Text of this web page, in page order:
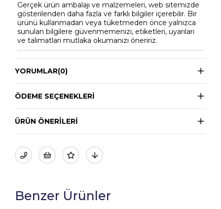
Gerçek ürün ambalajı ve malzemeleri, web sitemizde
gösterilenden daha fazla ve farklı bilgiler içerebilir. Bir
ürünü kullanmadan veya tüketmeden önce yalnızca
sunulan bilgilere güvenmemenizi, etiketleri, uyarıları
ve talimatları mutlaka okumanızı öneririz.
YORUMLAR(0)
ÖDEME SEÇENEKLERI
ÜRÜN ÖNERILERI
Benzer Ürünler